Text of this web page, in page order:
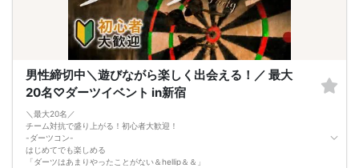
男性締切中＼遊びながら楽しく出会える！／ 最大
20名♡ダーツイベント in新宿
＼最大20名／
チーム対抗で盛り上がる！初心者大歓迎！
-ダーツコン-
はじめてでも楽しめる
「ダーツはあまりやったことがない＆hellip＆＆」